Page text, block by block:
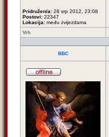
Pridružen/a: 28 srp 2012, 23:08
Postovi: 22347
Lokacija: među zvijezdama
Vrh
BBC